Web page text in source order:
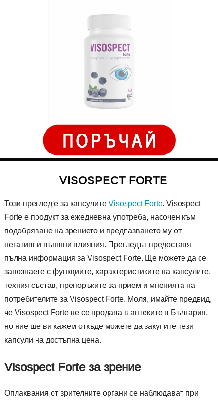
VISOSPECT FORTE
Този преглед е за капсулите Visospect Forte. Visospect
Forte е продукт за ежедневна употреба, насочен към
подобряване на зрението и предпазването му от
негативни външни влияния. Прегледът предоставя
пълна информация за Visospect Forte. Ще можете да се
запознаете с функциите, характеристиките на капсулите,
техния състав, препоръките за прием и мненията на
потребителите за Visospect Forte. Моля, имайте предвид,
че Visospect Forte не се продава в аптеките в България,
но ние ще ви кажем откъде можете да закупите тези
капсули на достъпна цена.
Visospect Forte за зрение
Оплаквания от зрителните органи се наблюдават при